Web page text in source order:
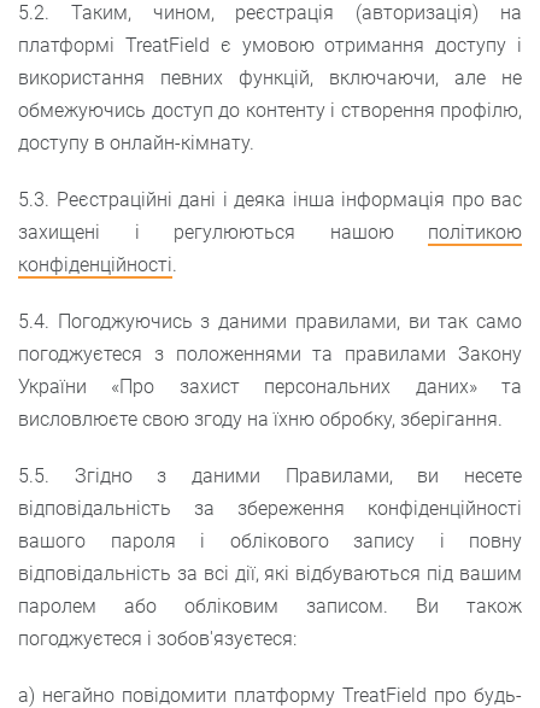
5.2. Таким, чином, реєстрація (авторизація) на
платформі TreatField є умовою отримання доступу і
використання певних функцій, включаючи, але не
обмежуючись доступ до контенту і створення профілю,
доступу в онлайн-кімнату.
5.3. Реєстраційні дані і деяка інша інформація про вас
захищені і регулюються нашою політикою
конфіденційності.
5.4. Погоджуючись з даними правилами, ви так само
погоджуєтеся з положеннями та правилами Закону
України «Про захист персональних даних» та
висловлюєте свою згоду на їхню обробку, зберігання.
5.5. Згідно з даними Правилами, ви несете
відповідальність за збереження конфіденційності
вашого пароля і облікового запису і повну
відповідальність за всі дії, які відбуваються під вашим
паролем або обліковим записом. Ви також
погоджуєтеся і зобов'язуєтеся:
а) негайно повідомити платформу TreatField про будь-